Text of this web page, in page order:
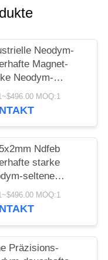
Neodym-
Magnet-
Neodym-
MOQ:1
Ndfeb
starke
seltene
Magnet-
MOQ:1
Präzisions-